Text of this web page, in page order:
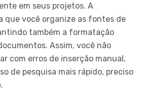
em seus projetos. A
que você organize as fontes de
também a formatação
Assim, você não
com erros de inserção manual,
de pesquisa mais rápido, preciso